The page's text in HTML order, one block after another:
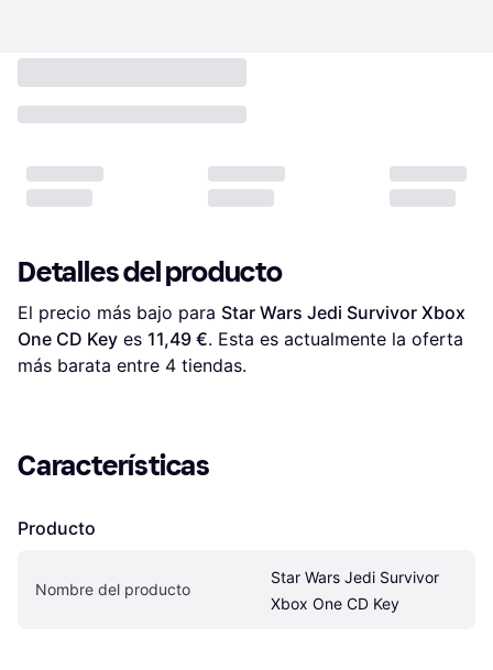
Detalles del producto
El precio más bajo para Star Wars Jedi Survivor Xbox
One CD Key es 11,49 €. Esta es actualmente la oferta
más barata entre 4 tiendas.
Características
Producto
Nombre del producto
Star Wars Jedi Survivor
Xbox One CD Key